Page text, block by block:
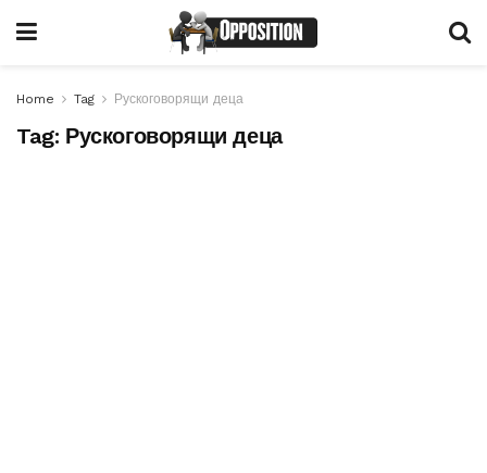
Home Tag Рускоговорящи деца
Tag: Рускоговорящи деца